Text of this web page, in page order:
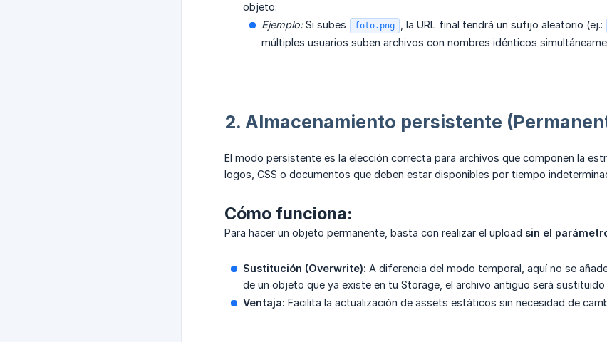
objeto.
Ejemplo:Si subes foto.png , la URL final tendrá un sufijo aleatorio (ej.:
múltiples usuarios suben archivos con nombres idénticos
2. Almacenamiento persistente
El modo persistente es la elección correcta para archivos que componen la
logos, CSS o documentos que deben estar disponibles por tiempo
Cómo funciona:
Para hacer un objeto permanente, basta con realizar el upload sin el
Sustitución (Overwrite): A diferencia del modo temporal, aquí no se
de un objeto que ya existe en tu Storage, el archivo antiguo será
Ventaja: Facilita la actualización de assets estáticos sin necesidad de